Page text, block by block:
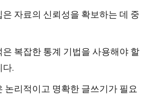
은 자료의 신뢰성을 확보하는 데 중
은 복잡한 통계 기법을 사용해야 할
다.
논리적이고 명확한 글쓰기가 필요